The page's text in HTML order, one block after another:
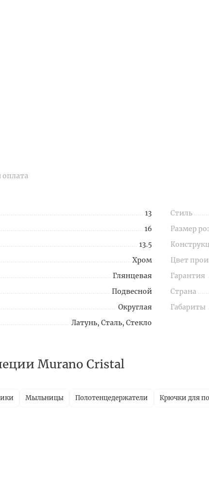
оплата
13
16
13.5
Хром
Глянцевая
Подвесной
Округлая
Латунь, Сталь, Стекло
Стиль
Размер
Цвет
Гарантия
Страна
Габариты
Murano Cristal
Мыльницы Полотенцедержатели Крючки для